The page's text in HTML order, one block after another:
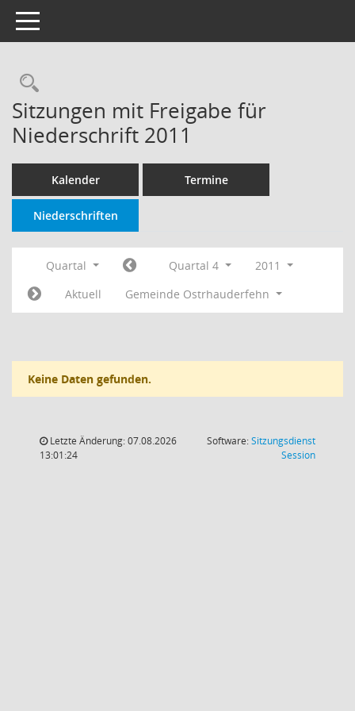
Toggle navigation
Rechercheauswahl
Sitzungen mit Freigabe für
Niederschrift 2011
Kalender Termine
Niederschriften
Quartal Quartal 4
2011
Aktuell
Gemeinde Ostrhauderfehn
Keine Daten gefunden.
Letzte Änderung: 07.08.2026
13:01:24
Software:Sitzungsdienst
Session(Wird in